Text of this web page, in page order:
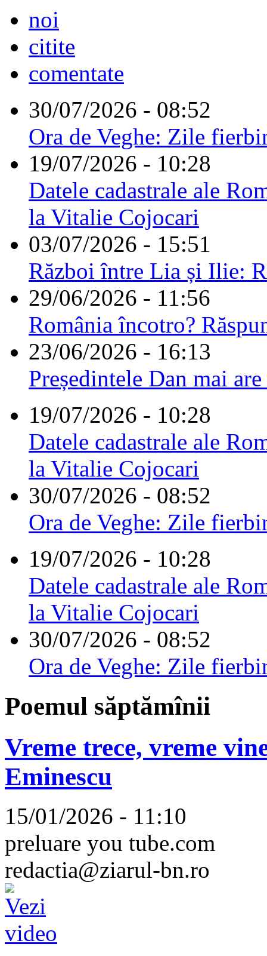
noi
citite
comentate
30/07/2026 - 08:52
Ora de Veghe: Zile
19/07/2026 - 10:28
Datele cadastrale ale
la Vitalie Cojocari
03/07/2026 - 15:51
Război între Lia și Ilie:
29/06/2026 - 11:56
România încotro?
23/06/2026 - 16:13
Președintele Dan mai
19/07/2026 - 10:28
Datele cadastrale ale
la Vitalie Cojocari
30/07/2026 - 08:52
Ora de Veghe: Zile
19/07/2026 - 10:28
Datele cadastrale ale
la Vitalie Cojocari
30/07/2026 - 08:52
Ora de Veghe: Zile
Poemul săptămînii
Vreme trece, vreme
Eminescu
15/01/2026 - 11:10
preluare you tube.com
redactia@ziarul-bn.ro